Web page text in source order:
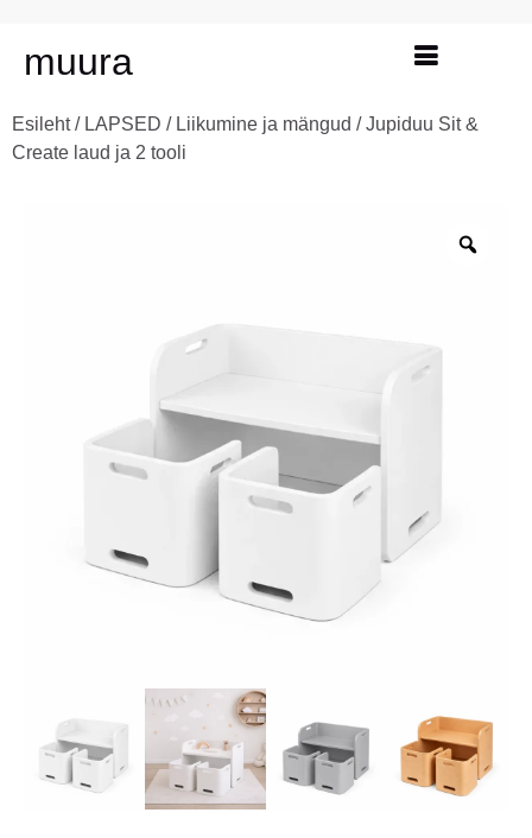
muura
Esileht/ LAPSED / Liikumine ja mängud / Jupiduu Sit &
Create laud ja 2 tooli